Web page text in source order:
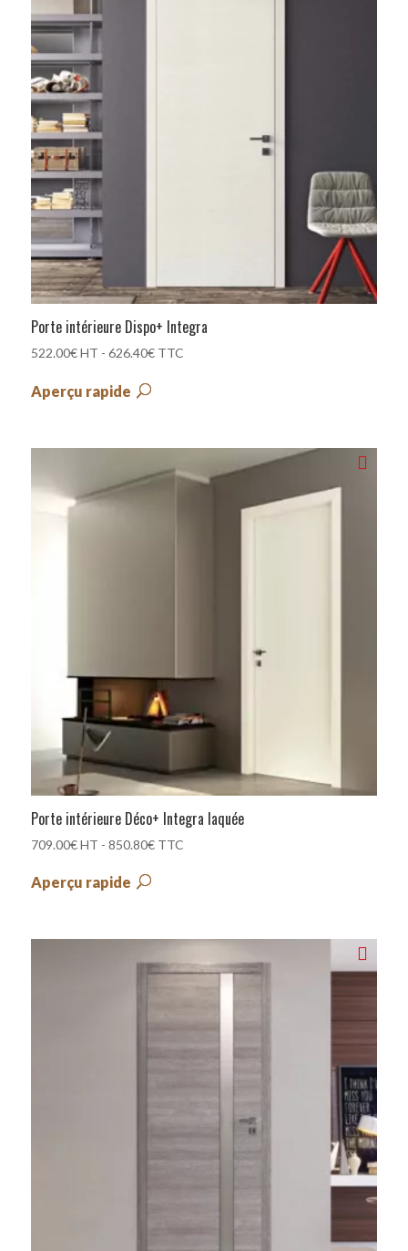
Porte intérieure Dispo+ Integra
522.00€ HT - 626.40€TTC
Aperçu rapide
Porte intérieure Déco+ Integra laquée
709.00€ HT - 850.80€TTC
Aperçu rapide